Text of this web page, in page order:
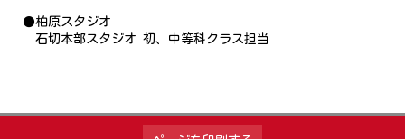
●柏原スタジオ
石切本部スタジオ 初、中等科クラス担当